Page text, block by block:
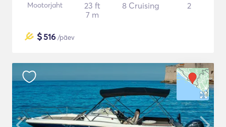
Mootorjaht
23 ft
7 m
8 Cruising 2
$516 /päev